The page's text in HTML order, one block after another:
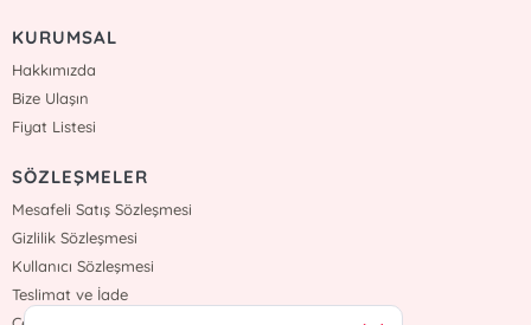
KURUMSAL
Hakkımızda
Bize Ulaşın
Fiyat Listesi
SÖZLEŞMELER
Mesafeli Satış Sözleşmesi
Gizlilik Sözleşmesi
Kullanıcı Sözleşmesi
Teslimat ve İade